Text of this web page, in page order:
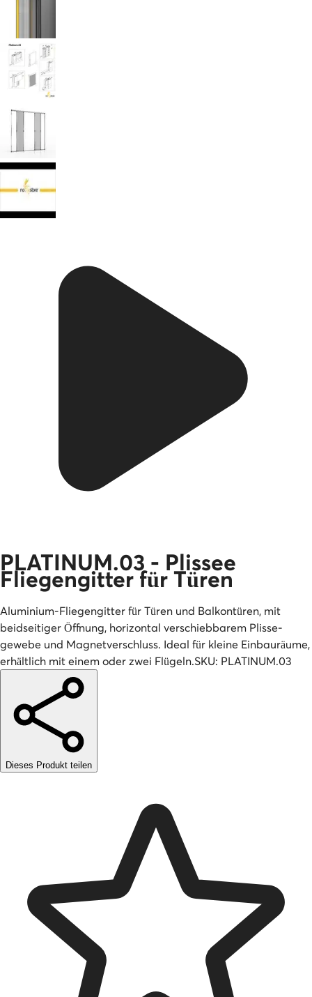
PLATINUM.03 - Plissee
Fliegengitter für Türen
Aluminium-Fliegengitter für Türen und Balkontüren, mit
beidseitiger Öffnung, horizontal verschiebbarem Plisse-
gewebe und Magnetverschluss. Ideal für kleine Einbauräume,
erhältlich mit einem oder zwei Flügeln.SKU: PLATINUM.03
Dieses Produkt teilen